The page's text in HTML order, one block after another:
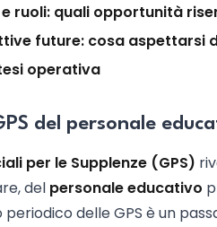
ruoli: quali opportunità
future: cosa aspettarsi
operativa
del personale
per le Supplenze (GPS)
del personale educativo
delle GPS è un